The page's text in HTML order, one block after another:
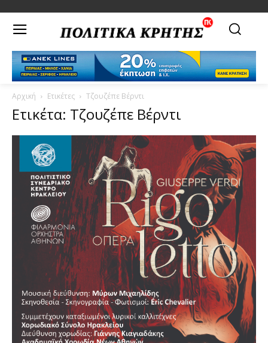
Αρχική Ετικέτες Τζουζέπε Βέρντι
Ετικέτα: Τζουζέπε Βέρντι